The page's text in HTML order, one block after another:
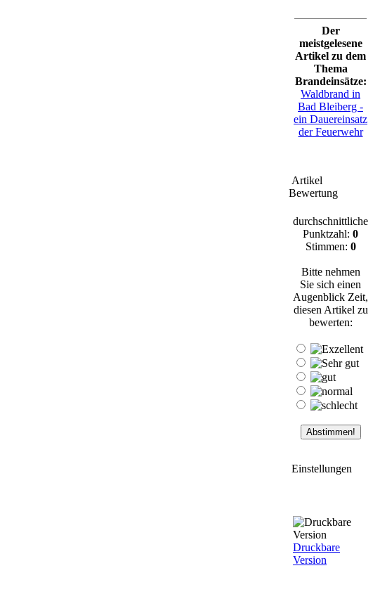
Der
meistgelesene
Artikel zu dem
Thema
Brandeinsätze:
Waldbrand in
Bad Bleiberg -
ein Dauereinsatz
der Feuerwehr
Artikel
Bewertung
durchschnittliche
Punktzahl: 0
Stimmen: 0
Bitte nehmen
Sie sich einen
Augenblick Zeit,
diesen Artikel zu
bewerten:
Einstellungen
Druckbare
Version